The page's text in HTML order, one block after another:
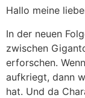
Hallo meine
In der neuen
zwischen
erforschen.
aufkriegt, dann
hat. Und da